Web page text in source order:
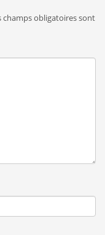
champs obligatoires sont